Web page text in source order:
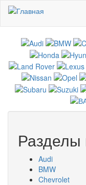
Перейти к основному
Разделы
Audi
BMW
Chevrolet